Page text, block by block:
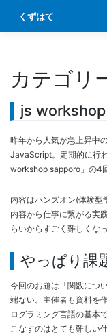
content
くずはて
カテゴリ
js
昨年から人気が急上昇中
JavaScript。定期的に行
workshop sapporo」の4
内容はハンズオン(体験
内容から仕事に繋がる実
らいからすごく難しくな
やっぱり課
今回のお題は「関数につ
端ない。主催者も資料を
ログラミング言語の基本
こなすのはとても難しい